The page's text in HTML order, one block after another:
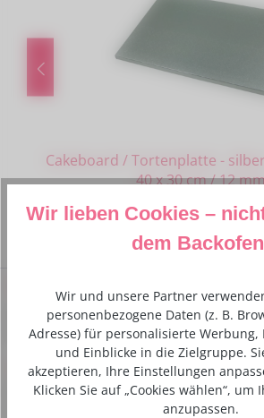
Cakeboard / Tortenplatte -
40 x 30 cm / 12
4,50 €*
Service-Hotline
Bei Fragen kannst du uns gerne
Nummer kontaktieren:
+49 6233 770224
Montag - Freitag
Wir lieben Cookies –
dem
Wir und unsere Partner
personenbezogene Daten (z. B.
Adresse) für personalisierte Werbung,
und Einblicke in die Zielgruppe.
akzeptieren, Ihre Einstellungen
Klicken Sie auf „Cookies wählen“, um
anzupassen.